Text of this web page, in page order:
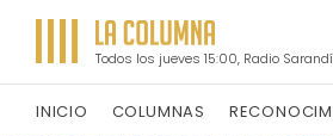
Todos los jueves 15:00, Radio
INICIO COLUMNAS